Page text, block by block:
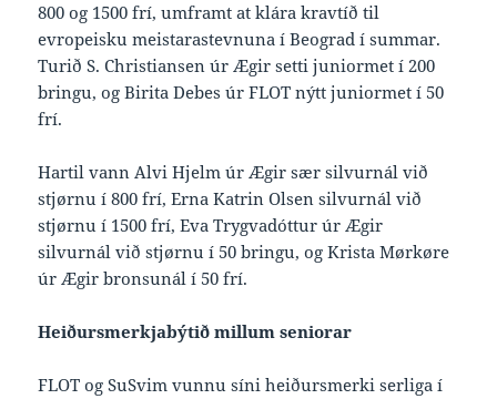
800 og 1500 frí, umframt at klára kravtíð til
evropeisku meistarastevnuna í Beograd í summar.
Turið S. Christiansen úr Ægir setti juniormet í 200
bringu, og Birita Debes úr FLOT nýtt juniormet í 50
frí.
Hartil vann Alvi Hjelm úr Ægir sær silvurnál við
stjørnu í 800 frí, Erna Katrin Olsen silvurnál við
stjørnu í 1500 frí, Eva Trygvadóttur úr Ægir
silvurnál við stjørnu í 50 bringu, og Krista Mørkøre
úr Ægir bronsunál í 50 frí.
Heiðursmerkjabýtið millum seniorar
FLOT og SuSvim vunnu síni heiðursmerki serliga í